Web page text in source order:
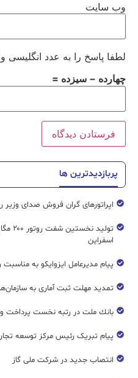
وب‌ سایت
لطفا پاسخ را به عدد انگلیسی
چهارده − سیزده =
پربازدیدترین ها
اپراتورهای گران فروش صدای وزیر
اسفراین
پیام مدیرعامل ایزوایکو به مناسبت
تمدید مهلت ثبت آماری به
بانك ملت در رتبه نخست پرداخت
پیام تبریک رئیس مرکز توسعه
انتصاب جدید در شرکت ملی گاز